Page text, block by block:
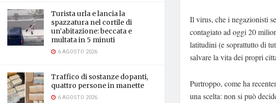
Turista urla e lancia la
spazzatura nel cortile di
un’abitazione: beccata e
multata in 5 minuti
6 AGOSTO 2026
Traffico di sostanze dopanti,
quattro persone in manette
6 AGOSTO 2026
Il virus, che i negazionisti
contagiato ad oggi 20
latitudini (e soprattutto di
salvare la vita dei propri
Purtroppo, come ha
una scelta: non si può